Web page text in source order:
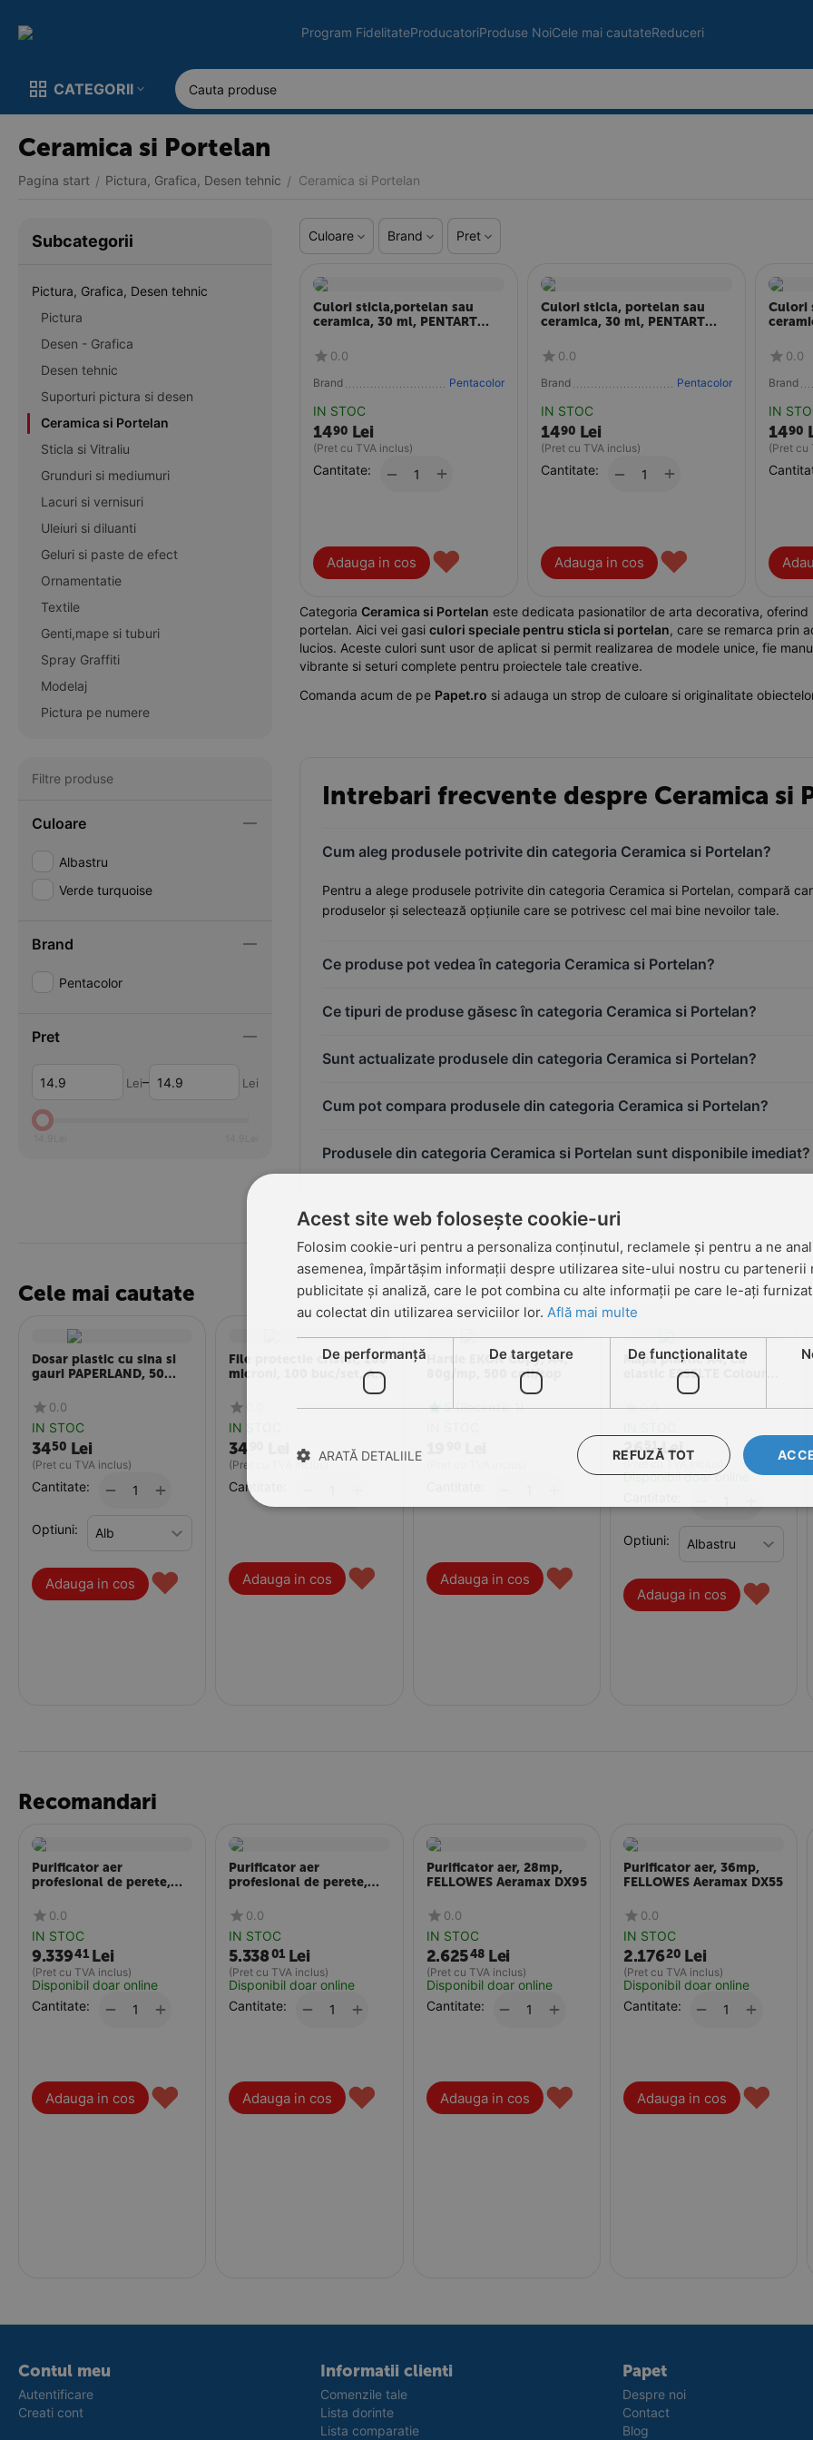
Program FidelitateProducatoriProduse NoiCele mai cautateReduceri
CATEGORII
Ceramica si Portelan
Pagina start / Pictura, Grafica, Desen tehnic / Ceramica si Portelan
Culoare Brand Pret
Categoria Ceramica si Portelan este dedicata pasionatilor de arta decorativa,
portelan. Aici vei gasi culori speciale pentru sticla si portelan, care se remarca prin
lucios. Aceste culori sunt usor de aplicat si permit realizarea de modele unice, fie
vibrante si seturi complete pentru proiectele tale creative.
Comanda acum de pe Papet.ro si adauga un strop de culoare si originalitate
Culori sticla,portelan sau
ceramica, 30 ml, PENTART
0.0
Brand Pentacolor
IN STOC
1490 Lei
(Pret cu TVA inclus)
Cantitate: +
−
Adauga in cos ♥
Culori sticla, portelan sau
ceramica, 30 ml, PENTART
0.0
Brand Pentacolor
IN STOC
1490 Lei
(Pret cu TVA inclus)
Cantitate: +
−
Adauga in cos ♥
Culori
0.0
Brand
IN
1490
(Pret cu
Intrebari frecvente despre Ceramica si
Cum aleg produsele potrivite din categoria Ceramica si Portelan?
Pentru a alege produsele potrivite din categoria Ceramica si Portelan, compară
produselor și selectează opțiunile care se potrivesc cel mai bine nevoilor tale.
Ce produse pot vedea în categoria Ceramica si Portelan?
Ce tipuri de produse găsesc în categoria Ceramica si Portelan?
Sunt actualizate produsele din categoria Ceramica si Portelan?
Cum pot compara produsele din categoria Ceramica si Portelan?
Produsele din categoria Ceramica si Portelan sunt disponibile imediat?
Subcategorii
Pictura, Grafica, Desen tehnic
Pictura
Desen - Grafica
Desen tehnic
Suporturi pictura si desen
Ceramica si Portelan
Sticla si Vitraliu
Grunduri si mediumuri
Lacuri si vernisuri
Uleiuri si diluanti
Geluri si paste de efect
Ornamentatie
Textile
Genti,mape si tuburi
Spray Graffiti
Modelaj
Pictura pe numere
Filtre produse
Culoare
Albastru
Verde turquoise
Brand
Pentacolor
Pret
Lei– Lei
Cele mai cautate
Dosar plastic cu sina si
gauri PAPERLAND, 50
0.0
IN STOC
3450 Lei
(Pret cu TVA inclus)
Cantitate: +
−
Optiuni:
Adauga in cos ♥
File protectie cristal, 100
microni, 100 buc/set, A4,
IN STOC
34
(Pret cu TVA inclus)
Cantitate:
Adauga in cos ♥
Hartie EKON Copy, A4,
80g/mp, 500 coli/top
5 (Recenzii: 1)
Adauga in cos ♥
Mapa plastic A4, cu
elastic ESSELTE Colour
0.0
26 51 Lei
(Pret cu TVA inclus)
Disponibil doar online
Optiuni:
Adauga in cos ♥
Recomandari
Purificator aer
profesional de perete,
Aeramax Pro AM IV
PureView
0.0
IN STOC
9.33941 Lei
(Pret cu TVA inclus)
Disponibil doar online
Cantitate:
+
−
Adauga in cos ♥
Purificator aer
profesional de perete,
Aeramax Pro AM III
0.0
IN STOC
5.33801 Lei
(Pret cu TVA inclus)
Disponibil doar online
Cantitate:
+
−
Adauga in cos ♥
Purificator aer, 28mp,
FELLOWES Aeramax DX95
0.0
IN STOC
2.62548 Lei
(Pret cu TVA inclus)
Disponibil doar online
Cantitate:
+
−
Adauga in cos ♥
Purificator aer, 36mp,
FELLOWES Aeramax DX55
0.0
IN STOC
2.17620 Lei
(Pret cu TVA inclus)
Disponibil doar online
Cantitate:
+
−
Adauga in cos ♥
Contul meu
Autentificare
Creati cont
Informatii clienti
Comenzile tale
Lista dorinte
Lista comparatie
Papet
Despre noi
Contact
Blog
Acest site web folosește cookie-uri
Folosim cookie-uri pentru a personaliza conținutul, reclamele și pentru a ne
asemenea, împărtășim informații despre utilizarea site-ului nostru cu partenerii
publicitate și analiză, care le pot combina cu alte informații pe care le-ați
au colectat din utilizarea serviciilor lor. Află mai multe
De performanță De targetare De funcţionalitate
REFUZĂ TOT
ARATĂ DETALIILE